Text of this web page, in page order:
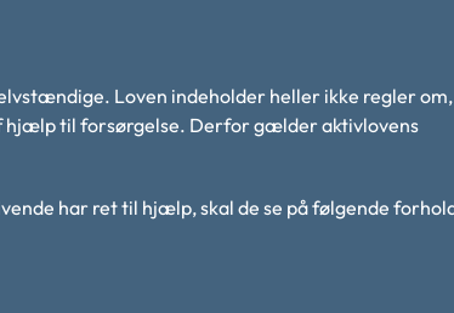
Loven indeholder heller ikke regler om,
hjælp til forsørgelse. Derfor gælder aktivlovens
har ret til hjælp, skal de se på følgende